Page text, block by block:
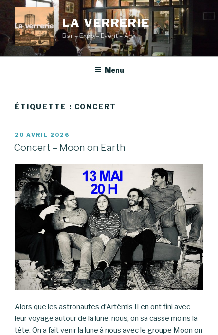
contenu
principal
LA VERRERIE
Bar – Expo – Event – Art
Menu
ÉTIQUETTE : CONCERT
PUBLIÉ
LE
20 AVRIL 2026
Concert – Moon on Earth
Alors que les astronautes d’Artémis II en ont fini avec
leur voyage autour de la lune, nous, on sa casse moins la
tête. On a fait venir la lune à nous avec le groupe Moon on